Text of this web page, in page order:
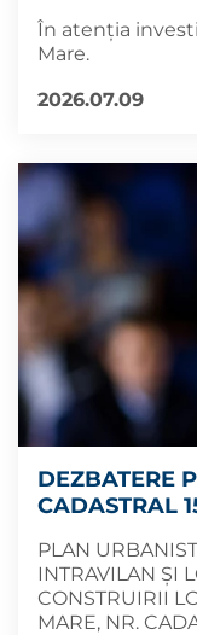
În atenția
Mare.
2026.07.09
DEZBATERE
CADASTRAL
PLAN
INTRAVILAN ȘI
CONSTRUIRII
MARE, NR.